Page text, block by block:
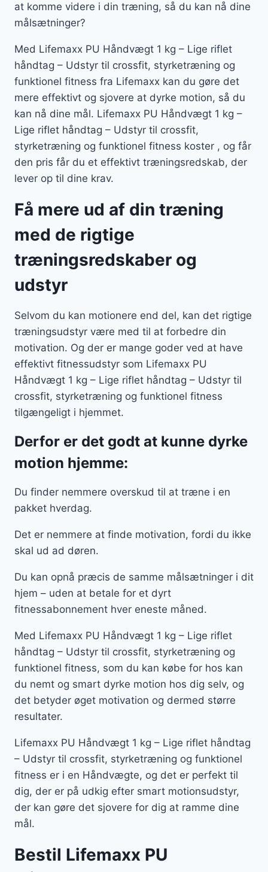
at komme videre i din træning, så du kan nå dine
målsætninger?
Med Lifemaxx PU Håndvægt 1 kg – Lige riflet
håndtag – Udstyr til crossfit, styrketræning og
funktionel fitness fra Lifemaxx kan du gøre det
mere effektivt og sjovere at dyrke motion, så du
kan nå dine mål. Lifemaxx PU Håndvægt 1 kg –
Lige riflet håndtag – Udstyr til crossfit,
styrketræning og funktionel fitness koster , og får
den pris får du et effektivt træningsredskab, der
lever op til dine krav.
Få mere ud af din træning
med de rigtige
træningsredskaber og
udstyr
Selvom du kan motionere end del, kan det rigtige
træningsudstyr være med til at forbedre din
motivation. Og der er mange goder ved at have
effektivt fitnessudstyr som Lifemaxx PU
Håndvægt 1 kg – Lige riflet håndtag – Udstyr til
crossfit, styrketræning og funktionel fitness
tilgængeligt i hjemmet.
Derfor er det godt at kunne dyrke
motion hjemme:
Du finder nemmere overskud til at træne i en
pakket hverdag.
Det er nemmere at finde motivation, fordi du ikke
skal ud ad døren.
Du kan opnå præcis de samme målsætninger i dit
hjem – uden at betale for et dyrt
fitnessabonnement hver eneste måned.
Med Lifemaxx PU Håndvægt 1 kg – Lige riflet
håndtag – Udstyr til crossfit, styrketræning og
funktionel fitness, som du kan købe for hos kan
du nemt og smart dyrke motion hos dig selv, og
det betyder øget motivation og dermed større
resultater.
Lifemaxx PU Håndvægt 1 kg – Lige riflet håndtag
– Udstyr til crossfit, styrketræning og funktionel
fitness er i en Håndvægte, og det er perfekt til
dig, der er på udkig efter smart motionsudstyr,
der kan gøre det sjovere for dig at ramme dine
mål.
Bestil Lifemaxx PU